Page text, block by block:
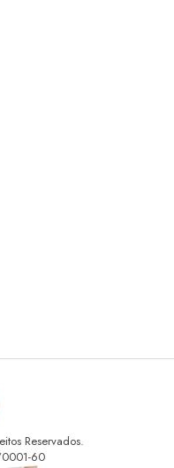
Reservados.
60